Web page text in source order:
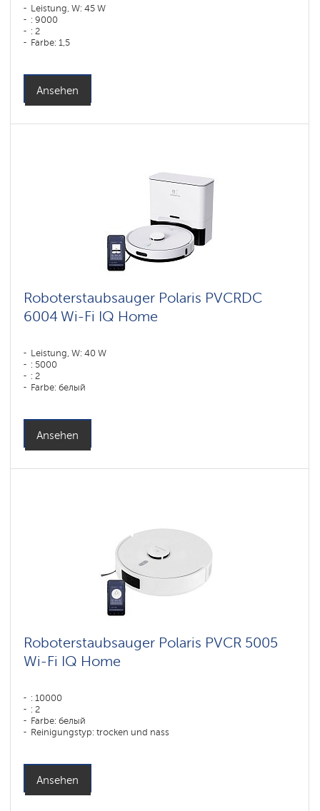
Leistung, W: 45 W
: 9000
: 2
Farbe: 1,5
Seitenbürsten: 1
Ansehen
Roboterstaubsauger Polaris PVCRDC
6004 Wi-Fi IQ Home
Leistung, W: 40 W
: 5000
: 2
Farbe: белый
Ansehen
Roboterstaubsauger Polaris PVCR 5005
Wi-Fi IQ Home
: 10000
: 2
Farbe: белый
Reinigungstyp: trocken und nass
Ansehen